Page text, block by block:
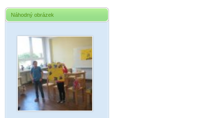
Náhodný obrázek